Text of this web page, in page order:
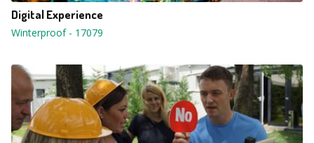
Digital Experience
Winterproof- 17079